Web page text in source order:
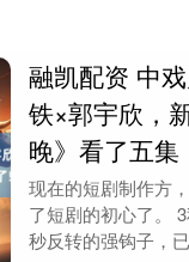
融凯配资 中
铁×郭宇欣，
晚》看了五集
现在的短剧制作方
了短剧的初心了。
秒反转的强钩子，